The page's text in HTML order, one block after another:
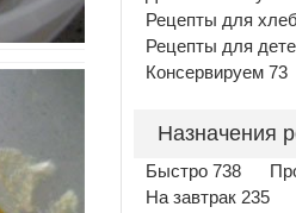
Рецепты для
Рецепты для
Консервируем 73
Назначения
Быстро 738
На завтрак 235